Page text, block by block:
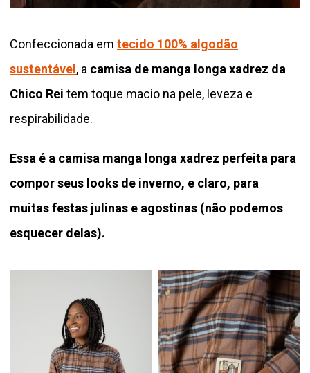
Confeccionada em tecido 100% algodão
sustentável , a camisa de manga longa xadrez da
Chico Rei tem toque macio na pele, leveza e
respirabilidade.
Essa é a camisa manga longa xadrez perfeita para
compor seus looks de inverno, e claro, para
muitas festas julinas e agostinas (não podemos
esquecer delas).